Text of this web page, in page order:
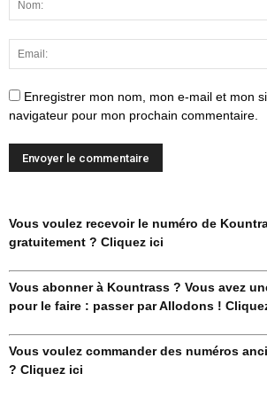
Enregistrer mon nom, mon e-mail et mon
navigateur pour mon prochain commentaire.
Vous voulez recevoir le numéro de
gratuitement ? Cliquez ici
Vous abonner à Kountrass ? Vous avez
pour le faire : passer par Allodons !
Vous voulez commander des numéros
? Cliquez ici